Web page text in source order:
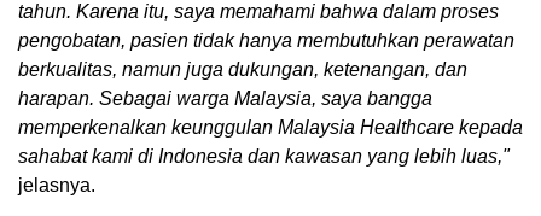
tahun. Karena itu, saya memahami bahwa dalam proses
pengobatan, pasien tidak hanya membutuhkan perawatan
berkualitas, namun juga dukungan, ketenangan, dan
harapan. Sebagai warga Malaysia, saya bangga
memperkenalkan keunggulan Malaysia Healthcare kepada
sahabat kami di Indonesia dan kawasan yang lebih luas,"
jelasnya.